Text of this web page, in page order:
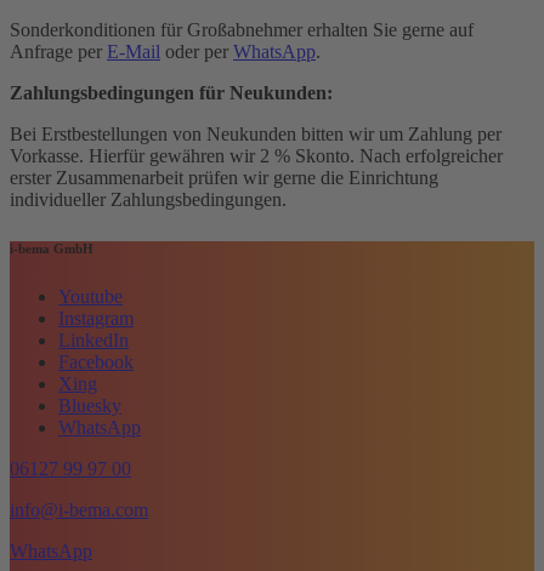
Sonderkonditionen für Großabnehmer erhalten Sie gerne auf
Anfrage per E-Mail oder per WhatsApp.
Zahlungsbedingungen für Neukunden:
Bei Erstbestellungen von Neukunden bitten wir um Zahlung per
Vorkasse. Hierfür gewähren wir 2 % Skonto. Nach erfolgreicher
erster Zusammenarbeit prüfen wir gerne die Einrichtung
individueller Zahlungsbedingungen.
i-bema GmbH
Youtube
Instagram
LinkedIn
Facebook
Xing
Bluesky
WhatsApp
06127 99 97 00
info@i-bema.com
WhatsApp